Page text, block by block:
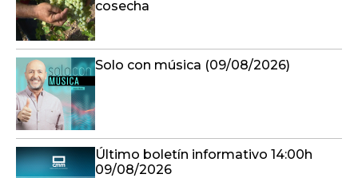
cosecha
Solo con música (09/08/2026)
Último boletín informativo 14:00h
09/08/2026